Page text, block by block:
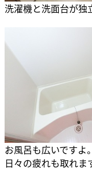
洗濯機と洗面台が独
お風呂も広いですよ。
日々の疲れも取れま